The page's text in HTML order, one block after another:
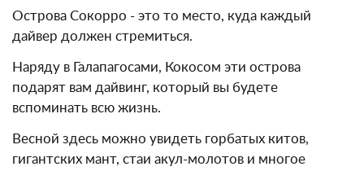
Острова Сокорро - это то место, куда каждый
дайвер должен стремиться.
Наряду в Галапагосами, Кокосом эти острова
подарят вам дайвинг, который вы будете
вспоминать всю жизнь.
Весной здесь можно увидеть горбатых китов,
гигантских мант, стаи акул-молотов и многое